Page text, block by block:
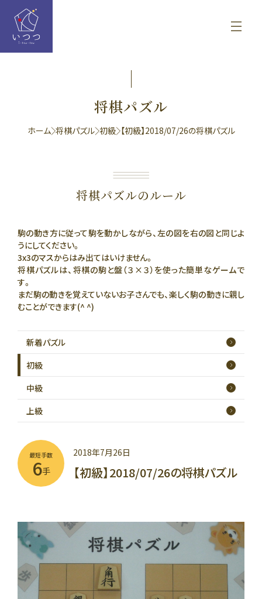
将棋パズル
ホーム 将棋パズル 初級 【初級】2018/07/26の将棋パズル
将棋パズルのルール
駒の動き方に従って駒を動かしながら、左の図を右の図と同じよ
うにしてください。
3x3のマスからはみ出てはいけません。
将棋パズルは、将棋の駒と盤（３×３）を使った簡単なゲームで
す。
まだ駒の動きを覚えていないお子さんでも、楽しく駒の動きに親し
むことができます(^ ^)
新着パズル
初級
中級
上級
最短手数
6手
2018年7月26日
【初級】2018/07/26の将棋パズル